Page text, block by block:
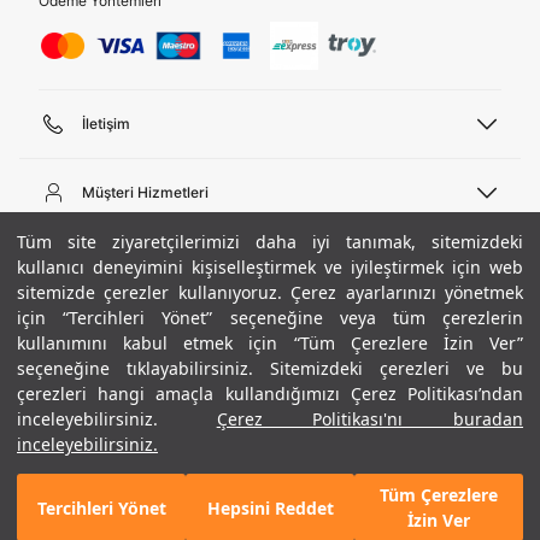
Tüm site ziyaretçilerimizi daha iyi tanımak, sitemizdeki
kullanıcı deneyimini kişiselleştirmek ve iyileştirmek için web
sitemizde çerezler kullanıyoruz. Çerez ayarlarınızı yönetmek
için “Tercihleri Yönet” seçeneğine veya tüm çerezlerin
kullanımını kabul etmek için “Tüm Çerezlere İzin Ver”
seçeneğine tıklayabilirsiniz. Sitemizdeki çerezleri ve bu
çerezleri hangi amaçla kullandığımızı Çerez Politikası’ndan
inceleyebilirsiniz.
Çerez Politikası'nı buradan
inceleyebilirsiniz.
Tercihleri Yönet Hepsini Reddet
Tüm Çerezlere
İzin Ver
+ 2 Renk
2.290 TL
%40
SEPETE EKLE
İletişim
444 02 00
Pazartesi - Cuma 09:00 - 18:00
E-posta
bilgi@underarmour.com
Müşteri Hizmetleri
Sipariş Sorgulama
Bize Ulaşın
Teslimat Bilgileri
İşlem Rehberi
İade ve Değişimler
Sıkça Sorulan Sorular
Beden Rehberi
Site Haritası
Hakkımızda
Ticari Bilgiler
Hükümler ve Koşullar
Gizlilik Politikası
Çerez Politikası
Kariyer
ETBİS
UA Sosyal Medya
Instagram
Facebook
Twitter
Popüler Kategoriler
Erkek Basketbol Ayakkabısı
Çocuk Basketbol Ayakkabısı
Erkek Eşofman